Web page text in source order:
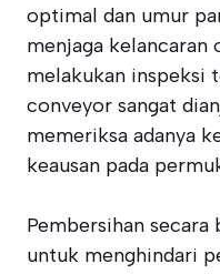
optimal dan umur
menjaga kelancaran
melakukan inspeksi
conveyor sangat
memeriksa adanya
keausan pada
Pembersihan
untuk menghindari